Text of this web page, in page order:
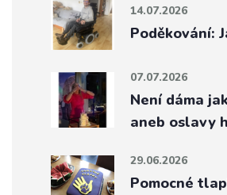
14.07.2026
Poděkování:
07.07.2026
Není dáma
aneb oslavy
29.06.2026
Pomocné